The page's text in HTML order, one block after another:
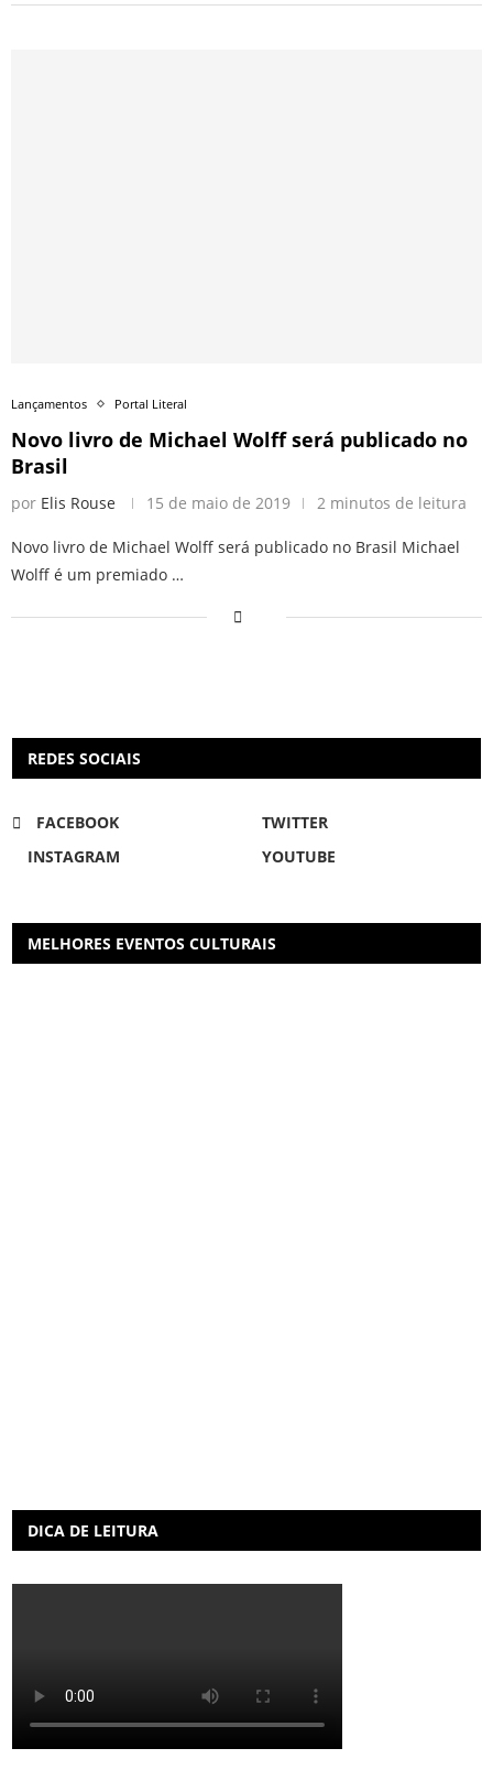
Lançamentos Portal Literal
Novo livro de Michael Wolff será publicado no
Brasil
por Elis Rouse 15 de maio de 2019 2 minutos de leitura
Novo livro de Michael Wolff será publicado no Brasil Michael
Wolff é um premiado …
REDES SOCIAIS
FACEBOOK
TWITTER
INSTAGRAM
YOUTUBE
MELHORES EVENTOS CULTURAIS
DICA DE LEITURA